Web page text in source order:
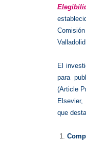
El
para
(Article
Elsevier,
que